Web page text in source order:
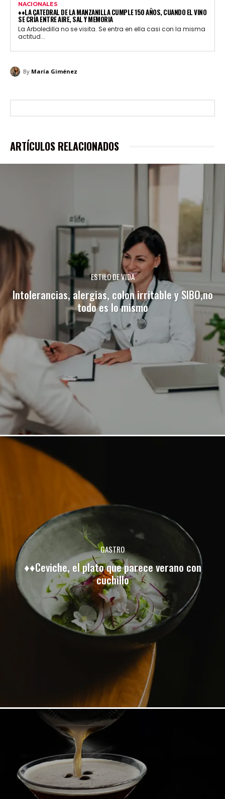
NACIONALES
♦♦LA CATEDRAL DE LA MANZANILLA CUMPLE 150 AÑOS, CUANDO EL VINO
SE CRÍA ENTRE AIRE, SAL Y MEMORIA
La Arboledilla no se visita. Se entra en ella casi con la misma
actitud...
By María Giménez
ARTÍCULOS RELACIONADOS
ESTILO DE VIDA
Intolerancias, alergias, colon irritable y SIBO,no
todo es lo mismo
GASTRO
♦♦Ceviche, el plato que parece verano con
cuchillo